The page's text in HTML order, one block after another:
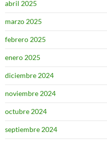
abril 2025
marzo 2025
febrero 2025
enero 2025
diciembre 2024
noviembre 2024
octubre 2024
septiembre 2024